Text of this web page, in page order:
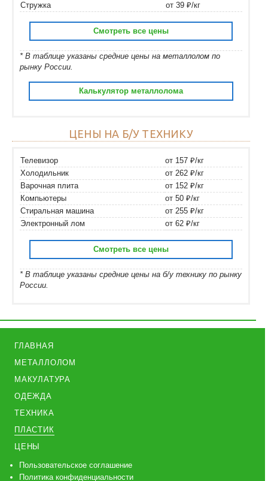
Стружка
от 39 ₽/кг
Смотреть все цены
* В таблице указаны средние цены на металлолом по
рынку России.
Калькулятор металлолома
ЦЕНЫ НА Б/У ТЕХНИКУ
Телевизор
от 157 ₽/кг
Холодильник
от 262 ₽/кг
Варочная плита
от 152 ₽/кг
Компьютеры
от 50 ₽/кг
Стиральная машина
от 255 ₽/кг
Электронный лом
от 62 ₽/кг
Смотреть все цены
* В таблице указаны средние цены на б/у технику по рынку
России.
ГЛАВНАЯ
МЕТАЛЛОЛОМ
МАКУЛАТУРА
ОДЕЖДА
ТЕХНИКА
ПЛАСТИК
ЦЕНЫ
Пользовательское соглашение
Политика конфиденциальности